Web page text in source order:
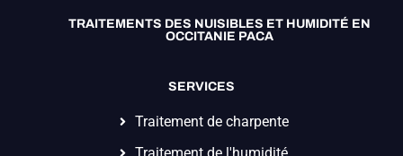
TRAITEMENTS DES NUISIBLES ET HUMIDITÉ EN
OCCITANIE PACA
SERVICES
Traitement de charpente